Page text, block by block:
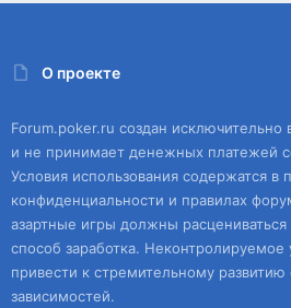
О проекте
Forum.poker.ru создан
и не принимает денежных платежей
Условия использования содержатся в
конфиденциальности и правилах
азартные игры должны расцениваться
способ заработка.
привести к стремительному развитию
зависимостей.